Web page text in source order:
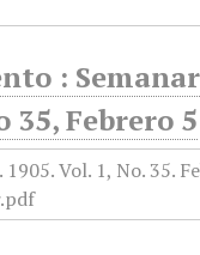
:
35, Febrero 5